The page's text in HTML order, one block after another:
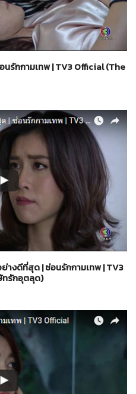
บริษัทรักอุตลุด
นรักกามเทพ | TV3 Official (The
บริษัทรักอุตลุด
งดีที่สุด | ซ่อนรักกามเทพ | TV3
ทรักอุตลุด)